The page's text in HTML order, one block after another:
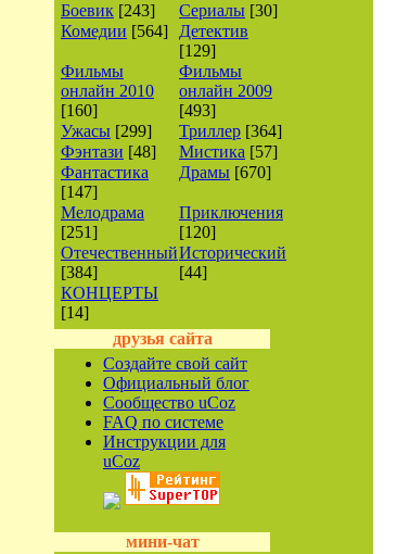
Боевик [243] Сериалы [30]
Комедии [564]
Детектив
[129]
Фильмы
онлайн 2010
[160]
Фильмы
онлайн 2009
[493]
Ужасы [299] Триллер [364]
Фэнтази [48] Мистика [57]
Фантастика
[147]
Драмы [670]
Мелодрама
[251]
Приключения
[120]
Отечественный
[384]
Исторический
[44]
КОНЦЕРТЫ
[14]
друзья сайта
Создайте свой сайт
Официальный блог
Сообщество uCoz
FAQ по системе
Инструкции для
uCoz
мини-чат